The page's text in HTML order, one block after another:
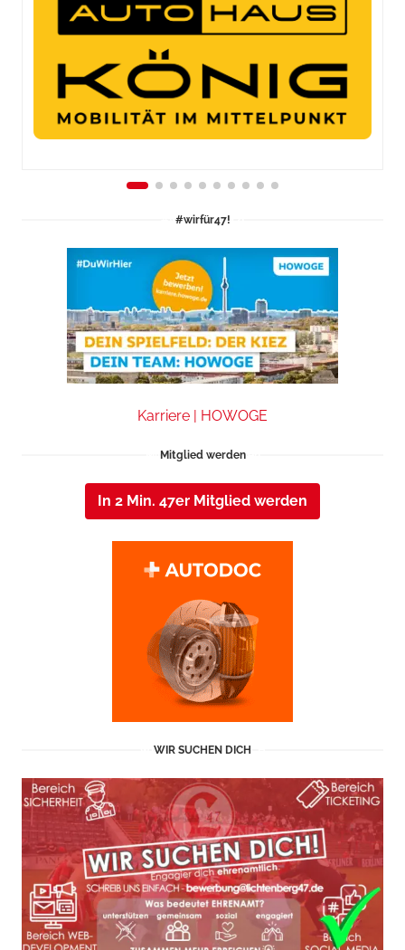
#wirfür47!
Karriere | HOWOGE
Mitglied werden
In 2 Min. 47er Mitglied werden
WIR SUCHEN DICH